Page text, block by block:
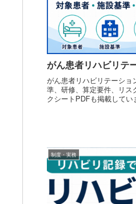
がん患者リハビリテ
がん患者リハビリテーシ
準、研修、算定要件、リ
クシートPDFも掲載してい
制度・実務